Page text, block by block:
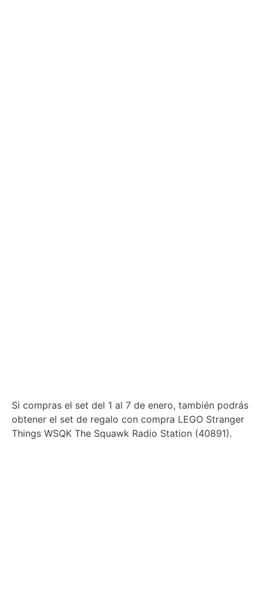
Si compras el set del 1 al 7 de enero, también podrás
obtener el set de regalo con compra LEGO Stranger
Things WSQK The Squawk Radio Station (40891).